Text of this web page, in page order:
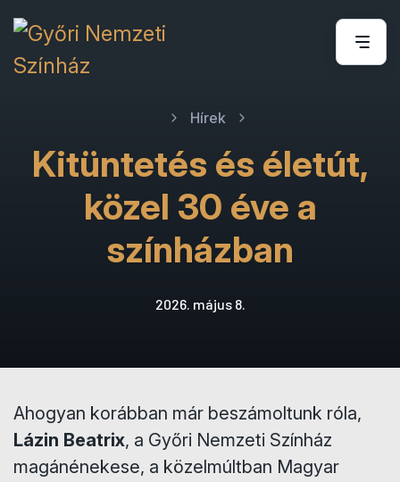
Hírek
Kitüntetés és életút,
közel 30 éve a
színházban
2026. május 8.
Ahogyan korábban már beszámoltunk róla,
Lázin Beatrix, a Győri Nemzeti Színház
magánénekese, a közelmúltban Magyar